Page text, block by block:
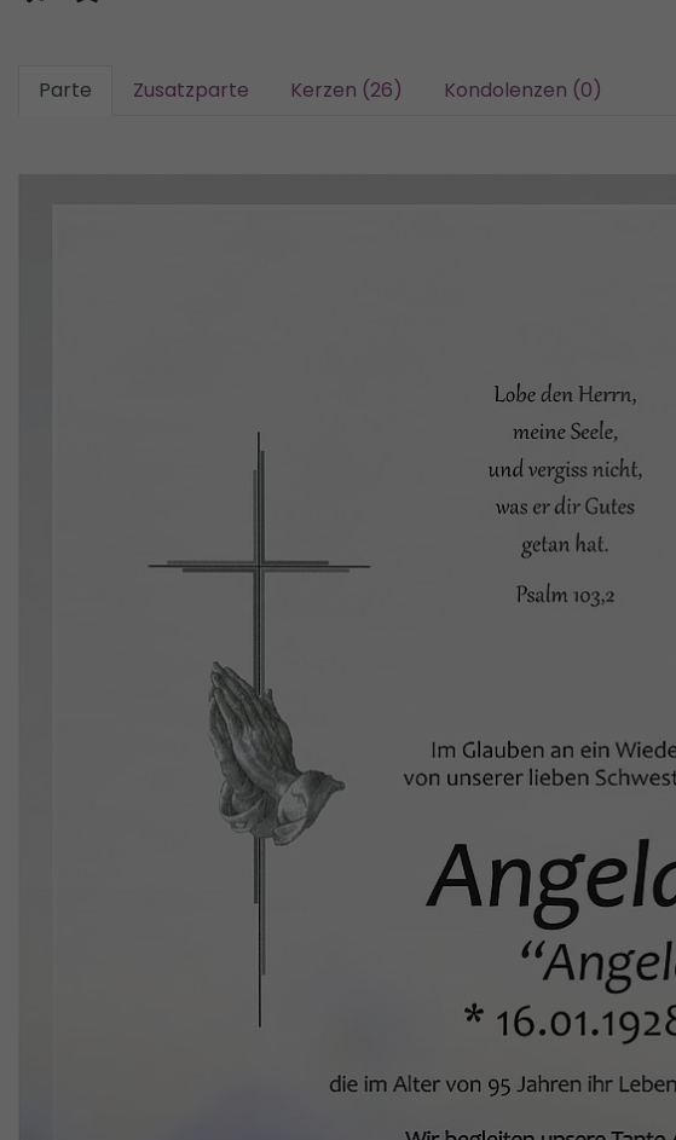
Parte Zusatzparte Kerzen (26) Kondolenzen (0)